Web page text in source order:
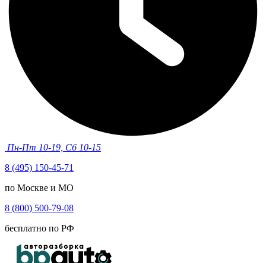
Пн-Пт 10-19, Сб 10-15
8 (495) 150-45-71
по Москве и МО
8 (800) 500-79-08
бесплатно по РФ